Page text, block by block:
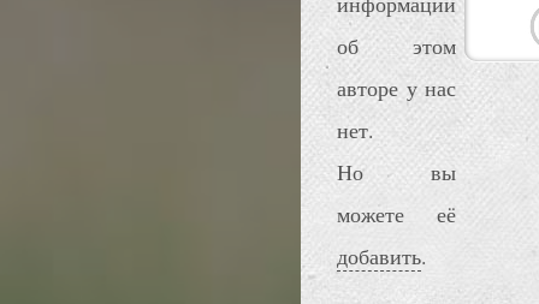
об этом
авторе у нас
нет.
Но вы
можете её
добавить.